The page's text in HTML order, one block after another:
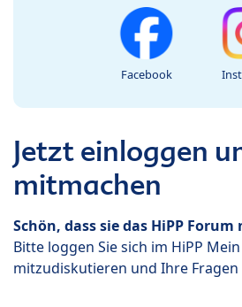
Facebook
Jetzt einloggen
mitmachen
Schön, dass sie das HiPP
Bitte loggen Sie sich im HiPP
mitzudiskutieren und Ihre Fragen